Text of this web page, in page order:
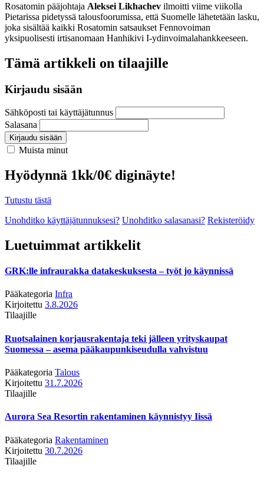
Rosatomin pääjohtaja Aleksei Likhachev ilmoitti viime viikolla
Pietarissa pidetyssä talousfoorumissa, että Suomelle lähetetään lasku,
joka sisältää kaikki Rosatomin satsaukset Fennovoiman
yksipuolisesti irtisanomaan Hanhikivi I-ydinvoimalahankkeeseen.
Tämä artikkeli on tilaajille
Kirjaudu sisään
Sähköposti tai käyttäjätunnus
Salasana
Kirjaudu sisään
Muista minut
Hyödynnä 1kk/0€ diginäyte!
Tutustu tästä
Unohditko käyttäjätunnuksesi? Unohditko salasanasi? Rekisteröidy
Luetuimmat artikkelit
GRK:lle infraurakka datakeskuksesta – työt jo käynnissä
Pääkategoria Infra
Kirjoitettu 3.8.2026
Tilaajille
Ruotsalainen korjausrakentaja teki jälleen yrityskaupat
Suomessa – asema pääkaupunkiseudulla vahvistuu
Pääkategoria Talous
Kirjoitettu 31.7.2026
Tilaajille
Aurora Sea Resortin rakentaminen käynnistyy Iissä
Pääkategoria Rakentaminen
Kirjoitettu 30.7.2026
Tilaajille